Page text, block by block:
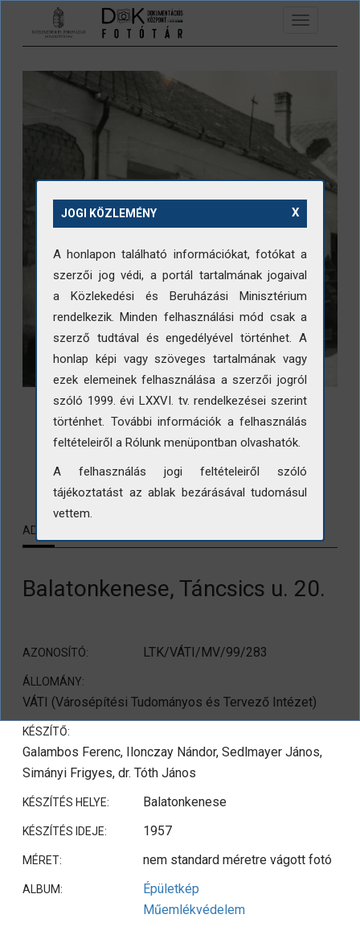
Ugrás a tartalomra
Toggle
navigation
LETÖLTÉS
ADATLAP
Balatonkenese, Táncsics u. 20.
AZONOSÍTÓ: LTK/VÁTI/MV/99/283
ÁLLOMÁNY:
VÁTI (Városépítési Tudományos és Tervező Intézet)
KÉSZÍTŐ:
Galambos Ferenc, Ilonczay Nándor, Sedlmayer János,
Simányi Frigyes, dr. Tóth János
KÉSZÍTÉS HELYE: Balatonkenese
KÉSZÍTÉS IDEJE: 1957
MÉRET: nem standard méretre vágott fotó
ALBUM:
Épületkép
Műemlékvédelem
X
JOGI KÖZLEMÉNY
A honlapon található információkat, fotókat a
szerzői jog védi, a portál tartalmának jogaival
a Közlekedési és Beruházási Minisztérium
rendelkezik. Minden felhasználási mód csak a
szerző tudtával és engedélyével történhet. A
honlap képi vagy szöveges tartalmának vagy
ezek elemeinek felhasználása a szerzői jogról
szóló 1999. évi LXXVI. tv. rendelkezései szerint
történhet. További információk a felhasználás
feltételeiről a Rólunk menüpontban olvashatók.
A felhasználás jogi feltételeiről szóló
tájékoztatást az ablak bezárásával tudomásul
vettem.